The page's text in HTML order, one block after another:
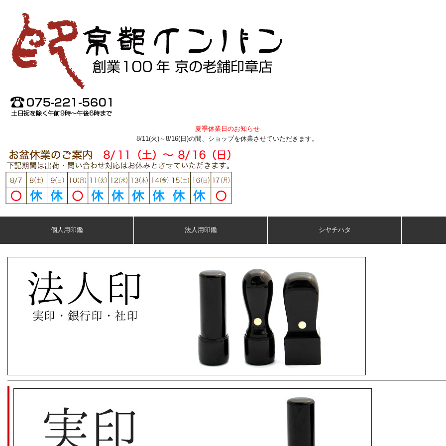
夏季休業日のお知らせ
8/11(火)～8/16(日)の間、ショップを休業させていただきます。
個人用印鑑 法人用印鑑 シヤチハタ